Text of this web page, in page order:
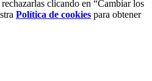
clicando en “Cambiar los
Política de cookies para obtener